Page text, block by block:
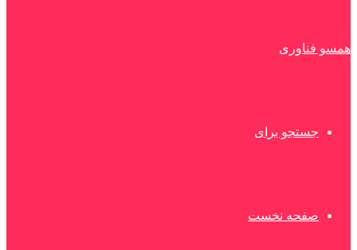
همسو فناوری
جستجو برای
صفحه نخست